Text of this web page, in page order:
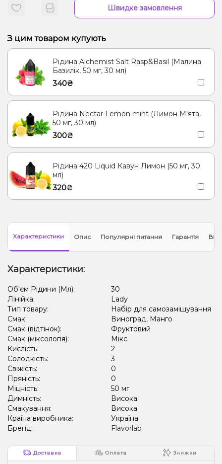
Швидке замовлення
З цим товаром купують
Рідина Alchemist Salt Rasp&Basil (Малина
Базилік, 50 мг, 30 мл)
340₴
Рідина Nectar Lemon mint (Лимон М'ята,
50 мг, 30 мл)
300₴
Рідина 420 Liquid Кавун Лимон (50 мг, 30
мл)
320₴
Характеристики Опис Популярні питання Гарантія
Характеристики:
Об'єм Рідини (Мл):
30
Лінійка:
Lady
Тип товару:
Набір для самозамішування
Смак:
Виноград, Манго
Смак (відтінок):
Фруктовий
Смак (міксологія):
Мікс
Кислість:
2
Солодкість:
3
Свіжість:
0
Пряність:
0
Міцність:
50 мг
Димність:
Висока
Смакування:
Висока
Країна виробника:
Україна
Бренд:
Flavorlab
Доставка Оплата Знижки